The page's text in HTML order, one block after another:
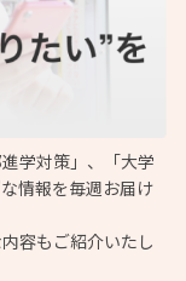
学対策」、「大学
情報を毎週お届け
容もご紹介いたし